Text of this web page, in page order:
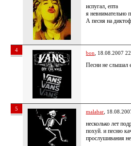
испугал, епта
я невнимательно
А песня на
4 bon , 18.08.2007
Песни не слышал
5 malabar ,
несколько лет
похуй. и песню
прослушивания